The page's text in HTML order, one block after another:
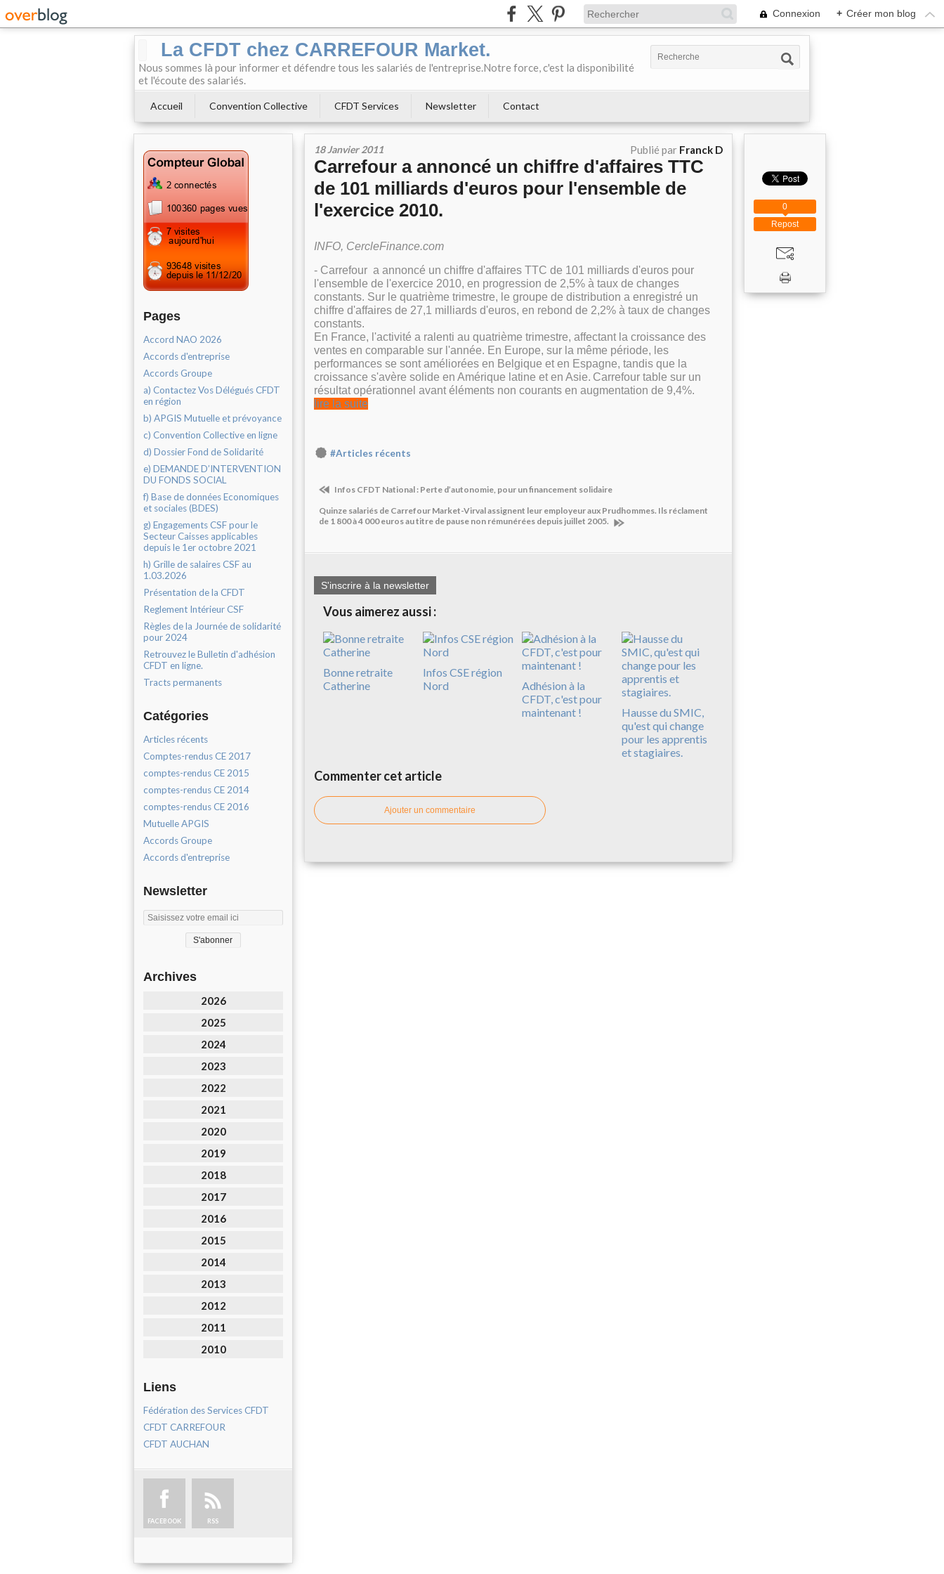
Connexion + Créer mon blog
La CFDT chez CARREFOUR Market.
Nous sommes là pour informer et défendre tous les salariés de l'entreprise.Notre force, c'est la disponibilité
et l'écoute des salariés.
Accueil Convention Collective CFDT Services Newsletter Contact
Pages
Accord NAO 2026
Accords d'entreprise
Accords Groupe
a) Contactez Vos Délégués CFDT
en région
b) APGIS Mutuelle et prévoyance
c) Convention Collective en ligne
d) Dossier Fond de Solidarité
e) DEMANDE D’INTERVENTION
DU FONDS SOCIAL
f) Base de données Economiques
et sociales (BDES)
g) Engagements CSF pour le
Secteur Caisses applicables
depuis le 1er octobre 2021
h) Grille de salaires CSF au
1.03.2026
Présentation de la CFDT
Reglement Intérieur CSF
Règles de la Journée de solidarité
pour 2024
Retrouvez le Bulletin d'adhésion
CFDT en ligne.
Tracts permanents
Catégories
Articles récents
Comptes-rendus CE 2017
comptes-rendus CE 2015
comptes-rendus CE 2014
comptes-rendus CE 2016
Mutuelle APGIS
Accords Groupe
Accords d'entreprise
Newsletter
Archives
2026
2025
2024
2023
2022
2021
2020
2019
2018
2017
2016
2015
2014
2013
2012
2011
2010
Liens
Fédération des Services CFDT
CFDT CARREFOUR
CFDT AUCHAN
FACEBOOK RSS
18 Janvier 2011 Publié par Franck D
Carrefour a annoncé un chiffre d'affaires TTC
de 101 milliards d'euros pour l'ensemble de
l'exercice 2010.
INFO, CercleFinance.com
- Carrefour a annoncé un chiffre d'affaires TTC de 101 milliards d'euros pour
l'ensemble de l'exercice 2010, en progression de 2,5% à taux de changes
constants. Sur le quatrième trimestre, le groupe de distribution a enregistré un
chiffre d'affaires de 27,1 milliards d'euros, en rebond de 2,2% à taux de changes
constants.
En France, l'activité a ralenti au quatrième trimestre, affectant la croissance des
ventes en comparable sur l'année. En Europe, sur la même période, les
performances se sont améliorées en Belgique et en Espagne, tandis que la
croissance s'avère solide en Amérique latine et en Asie. Carrefour table sur un
résultat opérationnel avant éléments non courants en augmentation de 9,4%.
lire la suite
#Articles récents
Infos CFDT National : Perte d’autonomie, pour un financement solidaire
Quinze salariés de Carrefour Market-Virval assignent leur employeur aux Prudhommes. Ils réclament
de 1 800 à 4 000 euros au titre de pause non rémunérées depuis juillet 2005.
S'inscrire à la newsletter
Vous aimerez aussi :
Bonne retraite
Catherine
Infos CSE région
Nord
Adhésion à la
CFDT, c'est pour
maintenant !
Hausse du SMIC,
qu'est qui change
pour les apprentis
et stagiaires.
Commenter cet article
Ajouter un commentaire
Repost
0